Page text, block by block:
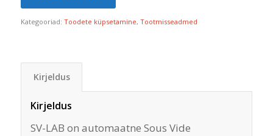
Kategooriad: Toodete küpsetamine, Tootmisseadmed
Kirjeldus
Kirjeldus
SV-LAB on automaatne Sous Vide